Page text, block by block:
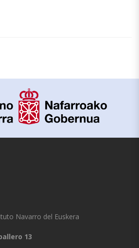
Navarro del Euskera
13